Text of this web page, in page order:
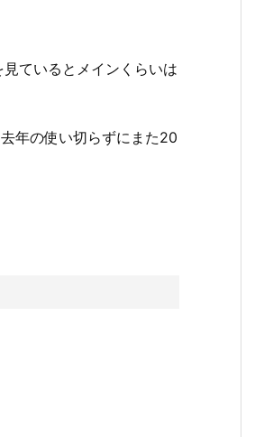
ているとメインくらいは
年の使い切らずにまた20